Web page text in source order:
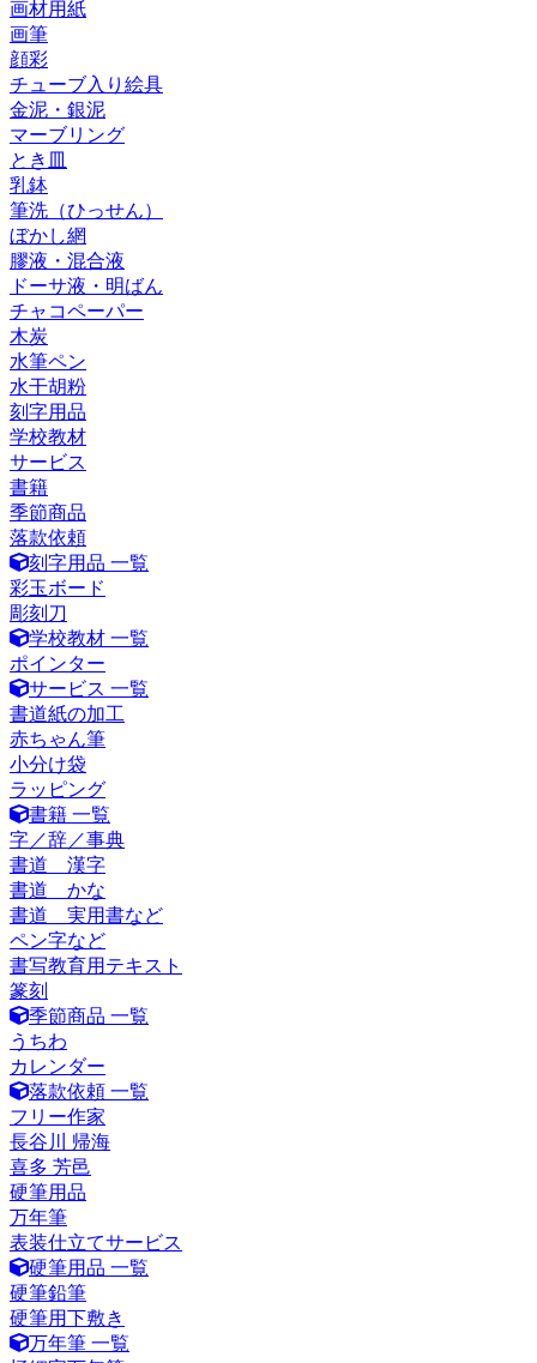
画材用紙
画筆
顔彩
チューブ入り絵具
金泥・銀泥
マーブリング
とき皿
乳鉢
筆洗（ひっせん）
ぼかし網
膠液・混合液
ドーサ液・明ばん
チャコペーパー
木炭
水筆ペン
水干胡粉
刻字用品
学校教材
サービス
書籍
季節商品
落款依頼
刻字用品 一覧
彩玉ボード
彫刻刀
学校教材 一覧
ポインター
サービス 一覧
書道紙の加工
赤ちゃん筆
小分け袋
ラッピング
書籍 一覧
字／辞／事典
書道 漢字
書道 かな
書道 実用書など
ペン字など
書写教育用テキスト
篆刻
季節商品 一覧
うちわ
カレンダー
落款依頼 一覧
フリー作家
長谷川 帰海
喜多 芳邑
硬筆用品
万年筆
表装仕立てサービス
硬筆用品 一覧
硬筆鉛筆
硬筆用下敷き
万年筆 一覧